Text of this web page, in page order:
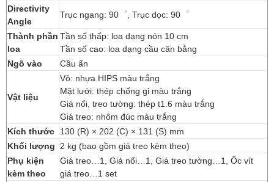
Directivity
Angle
Trục ngang: 90゜, Trục dọc: 90゜
Thành phần
loa
Tần số thấp: loa dạng nón 10 cm
Tần số cao: loa dạng cầu cân bằng
Ngõ vào
Cầu ấn
Vật liệu
Vỏ: nhựa HIPS màu trắng
Mặt lưới: thép chống gỉ màu trắng
Giá nổi, treo tường: thép t1.6 màu trắng
Giá treo: nhôm đúc màu trắng
Kích thước 130 (R) × 202 (C) × 131 (S) mm
Khối lượng 2 kg (bao gồm giá treo kèm theo)
Phụ kiện
kèm theo
Giá treo…1, Giá nối…1, Giá treo tường…1, Ốc vít
giá treo…1 set